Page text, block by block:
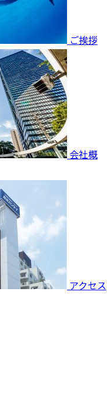
ご挨拶
会社概
アクセス